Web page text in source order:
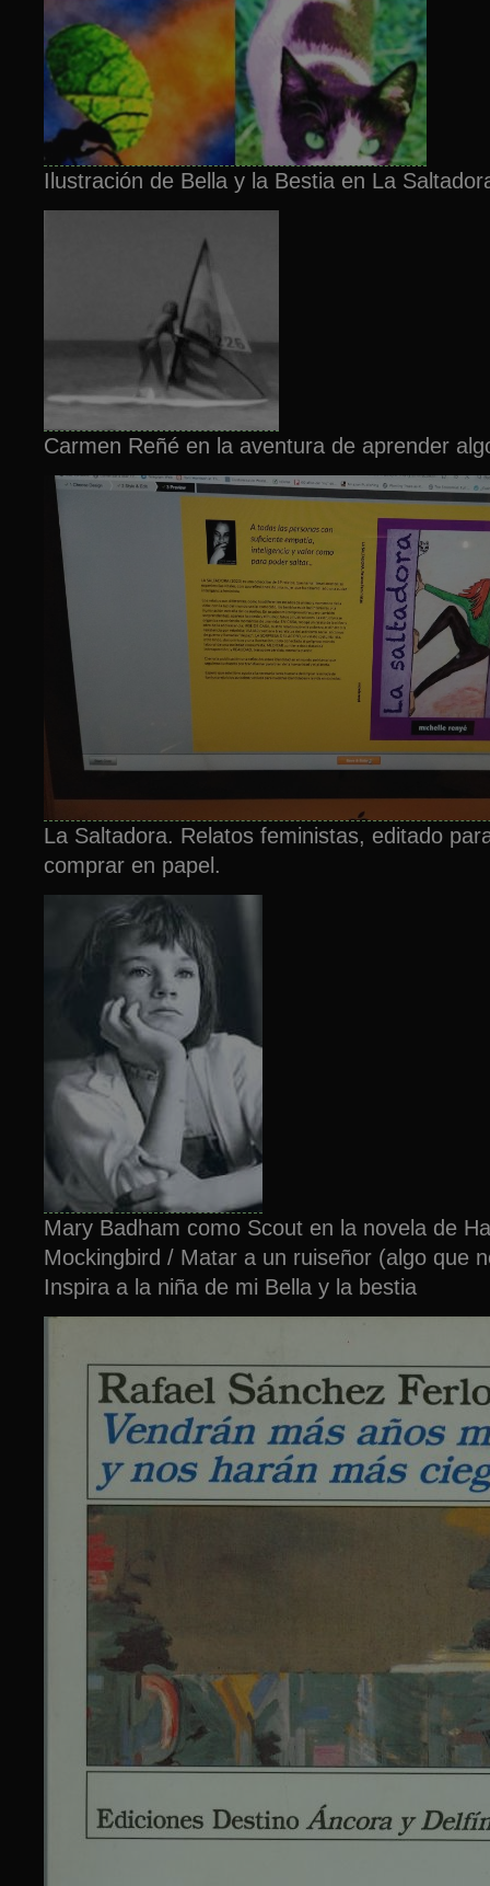
Ilustración de Bella y la Bestia en La
Carmen Reñé en la aventura de aprender
La Saltadora. Relatos feministas, editado
comprar en papel.
Mary Badham como Scout en la novela de
Mockingbird / Matar a un ruiseñor (algo que
Inspira a la niña de mi Bella y la bestia